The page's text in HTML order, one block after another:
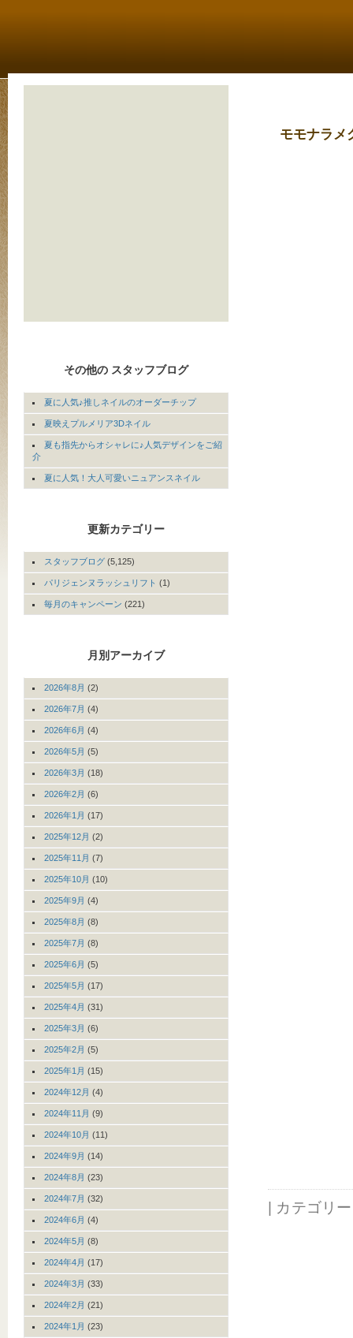
モモナラメ
| カテゴリ
その他の スタッフブログ
夏に人気♪推しネイルのオーダーチップ
夏映えプルメリア3Dネイル
夏も指先からオシャレに♪人気デザインをご紹
介
夏に人気！大人可愛いニュアンスネイル
更新カテゴリー
スタッフブログ (5,125)
パリジェンヌラッシュリフト (1)
毎月のキャンペーン (221)
月別アーカイブ
2026年8月 (2)
2026年7月 (4)
2026年6月 (4)
2026年5月 (5)
2026年3月 (18)
2026年2月 (6)
2026年1月 (17)
2025年12月 (2)
2025年11月 (7)
2025年10月 (10)
2025年9月 (4)
2025年8月 (8)
2025年7月 (8)
2025年6月 (5)
2025年5月 (17)
2025年4月 (31)
2025年3月 (6)
2025年2月 (5)
2025年1月 (15)
2024年12月 (4)
2024年11月 (9)
2024年10月 (11)
2024年9月 (14)
2024年8月 (23)
2024年7月 (32)
2024年6月 (4)
2024年5月 (8)
2024年4月 (17)
2024年3月 (33)
2024年2月 (21)
2024年1月 (23)